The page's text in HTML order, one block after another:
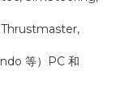
Thrustmaster,
等）PC 和